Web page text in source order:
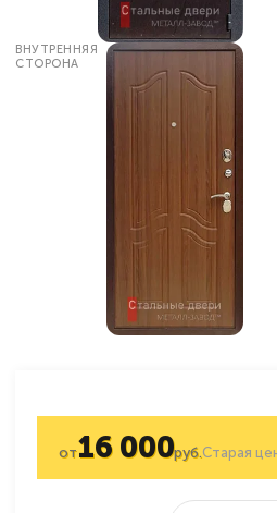
ВНУТРЕННЯЯ
СТОРОНА
Старая
от16 000руб.